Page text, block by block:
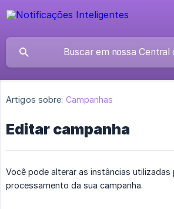
Artigos sobre: Campanhas
Editar campanha
Você pode alterar as instâncias utilizadas
processamento da sua campanha.